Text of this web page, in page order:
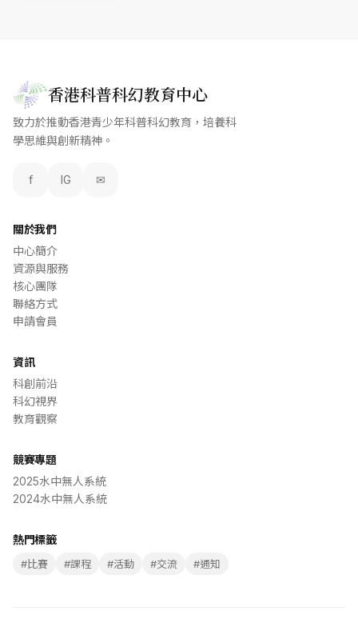
香港科普科幻教育中心
致力於推動香港青少年科普科幻教育，培養科
學思維與創新精神。
f IG ✉
關於我們
中心簡介
資源與服務
核心團隊
聯絡方式
申請會員
資訊
科創前沿
科幻視界
教育觀察
競賽專題
2025水中無人系統
2024水中無人系統
熱門標籤
#比賽 #課程 #活動 #交流 #通知